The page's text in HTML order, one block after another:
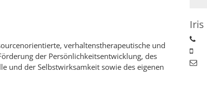
verhaltenstherapeutische und
der Persönlichkeitsentwicklung, des
und der Selbstwirksamkeit sowie des eigenen
Iris